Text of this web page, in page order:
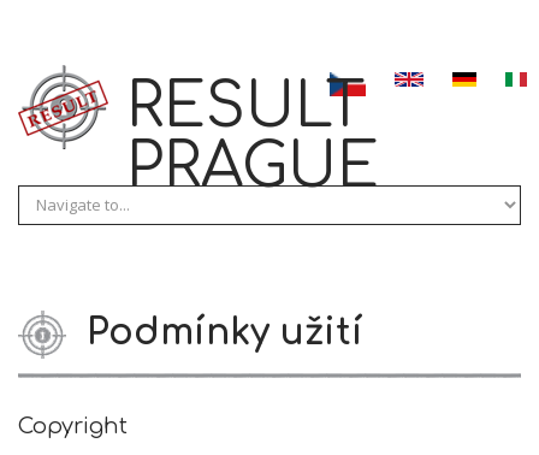
RESULT
PRAGUE
Podmínky užití
Copyright